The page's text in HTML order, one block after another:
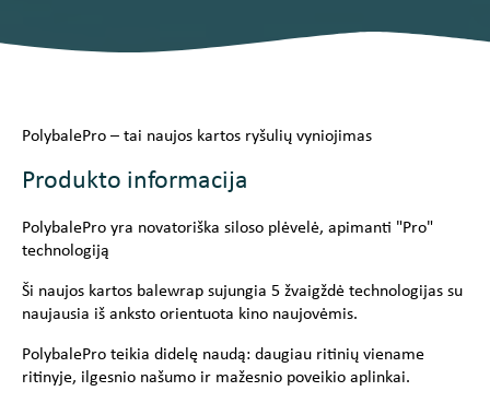
PolybalePro – tai naujos kartos ryšulių vyniojimas
Produkto informacija
PolybalePro yra novatoriška siloso plėvelė, apimanti "Pro"
technologiją
Ši naujos kartos balewrap sujungia 5 žvaigždė technologijas su
naujausia iš anksto orientuota kino naujovėmis.
PolybalePro teikia didelę naudą: daugiau ritinių viename
ritinyje, ilgesnio našumo ir mažesnio poveikio aplinkai.